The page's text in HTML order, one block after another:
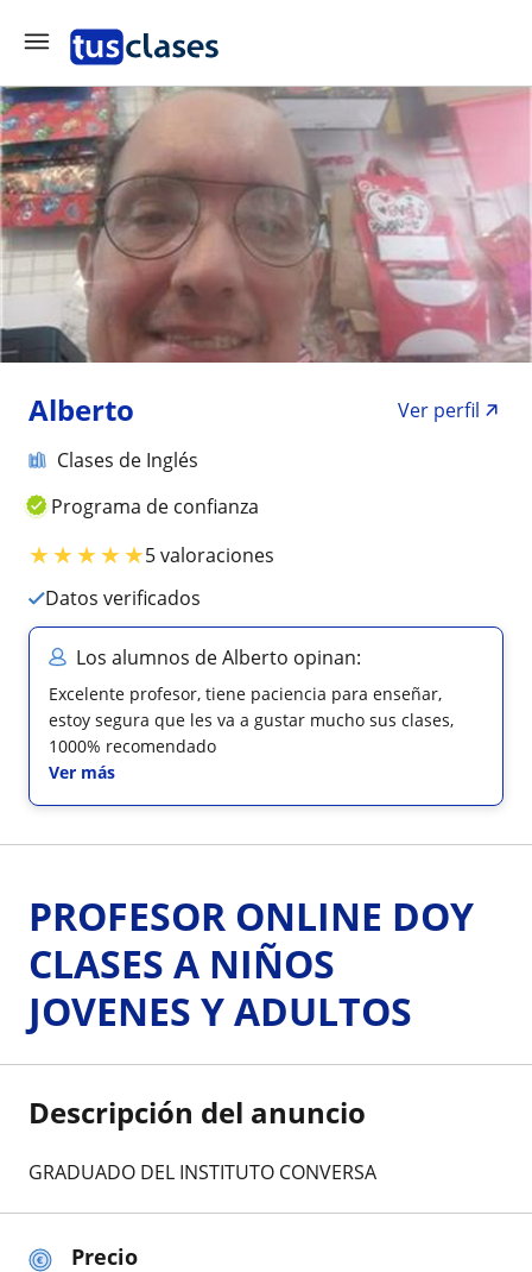
Alberto
Ver perfil
Clases de Inglés
Programa de confianza
★★★★★5 valoraciones
Datos verificados
Los alumnos de Alberto opinan:
Excelente profesor, tiene paciencia para enseñar,
estoy segura que les va a gustar mucho sus clases,
1000% recomendado
Ver más
Precio
PROFESOR ONLINE DOY
CLASES A NIÑOS
JOVENES Y ADULTOS
Descripción del anuncio
GRADUADO DEL INSTITUTO CONVERSA